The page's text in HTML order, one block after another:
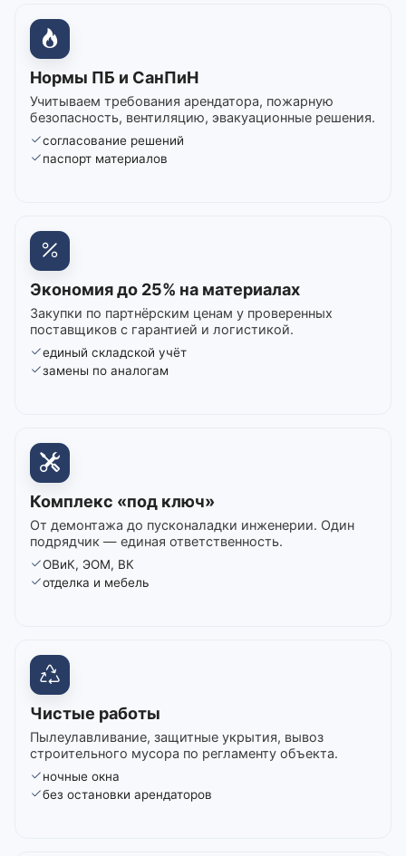
Нормы ПБ и СанПиН
Учитываем требования арендатора, пожарную
безопасность, вентиляцию, эвакуационные решения.
согласование решений
паспорт материалов
Экономия до 25% на материалах
Закупки по партнёрским ценам у проверенных
поставщиков с гарантией и логистикой.
единый складской учёт
замены по аналогам
Комплекс «под ключ»
От демонтажа до пусконаладки инженерии. Один
подрядчик — единая ответственность.
ОВиК, ЭОМ, ВК
отделка и мебель
Чистые работы
Пылеулавливание, защитные укрытия, вывоз
строительного мусора по регламенту объекта.
ночные окна
без остановки арендаторов